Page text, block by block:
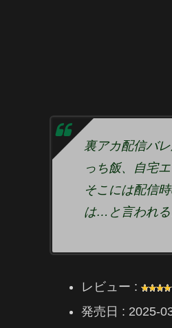
裏アカ配信バ
っち飯、自宅
そこには配信
は…と言われ
レビュー :
発売日 : 2025-